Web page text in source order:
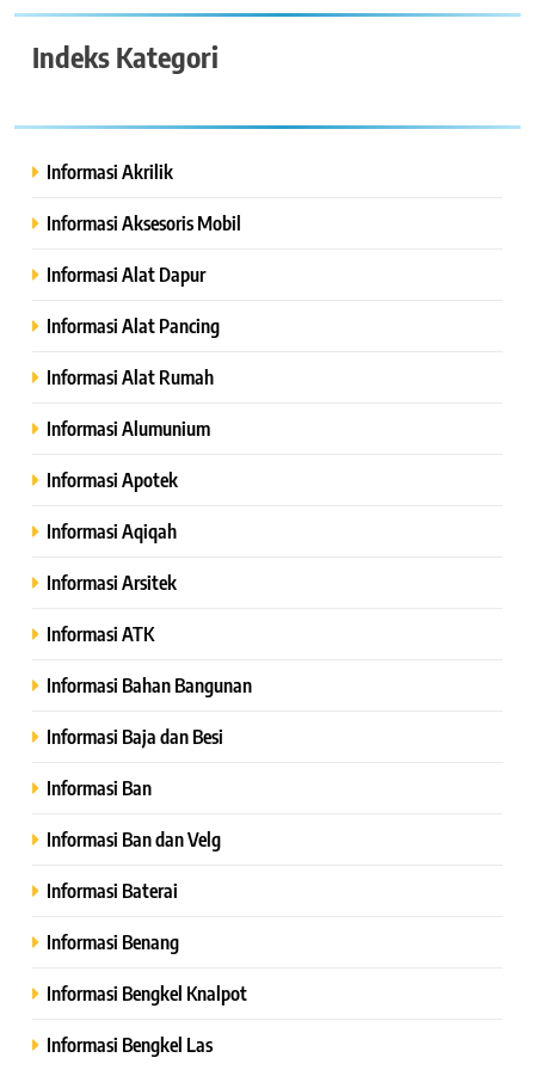
Indeks Kategori
Informasi Akrilik
Informasi Aksesoris Mobil
Informasi Alat Dapur
Informasi Alat Pancing
Informasi Alat Rumah
Informasi Alumunium
Informasi Apotek
Informasi Aqiqah
Informasi Arsitek
Informasi ATK
Informasi Bahan Bangunan
Informasi Baja dan Besi
Informasi Ban
Informasi Ban dan Velg
Informasi Baterai
Informasi Benang
Informasi Bengkel Knalpot
Informasi Bengkel Las